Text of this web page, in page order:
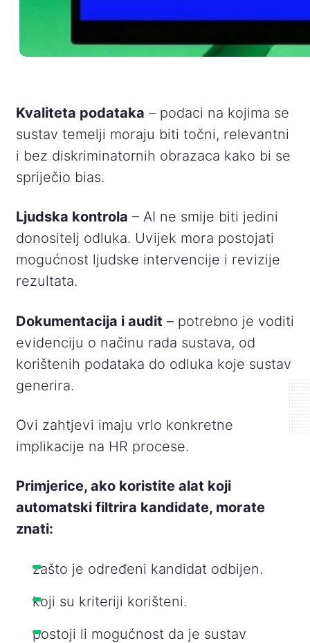
Kvaliteta podataka – podaci na kojima se
sustav temelji moraju biti točni, relevantni
i bez diskriminatornih obrazaca kako bi se
spriječio bias.
Ljudska kontrola – AI ne smije biti jedini
donositelj odluka. Uvijek mora postojati
mogućnost ljudske intervencije i revizije
rezultata.
Dokumentacija i audit – potrebno je voditi
evidenciju o načinu rada sustava, od
korištenih podataka do odluka koje sustav
generira.
Ovi zahtjevi imaju vrlo konkretne
implikacije na HR procese.
Primjerice, ako koristite alat koji
automatski filtrira kandidate, morate
znati:
zašto je određeni kandidat odbijen.
koji su kriteriji korišteni.
postoji li mogućnost da je sustav